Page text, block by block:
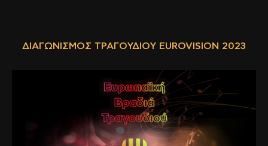
ΔΙΑΓΩΝΙΣΜΌΣ ΤΡΑΓΟΥΔΙΟΎ EUROVISION 2023